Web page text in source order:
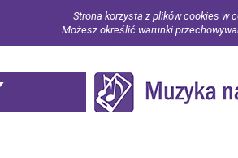
Strona korzysta z plików cookies w
Możesz określić warunki